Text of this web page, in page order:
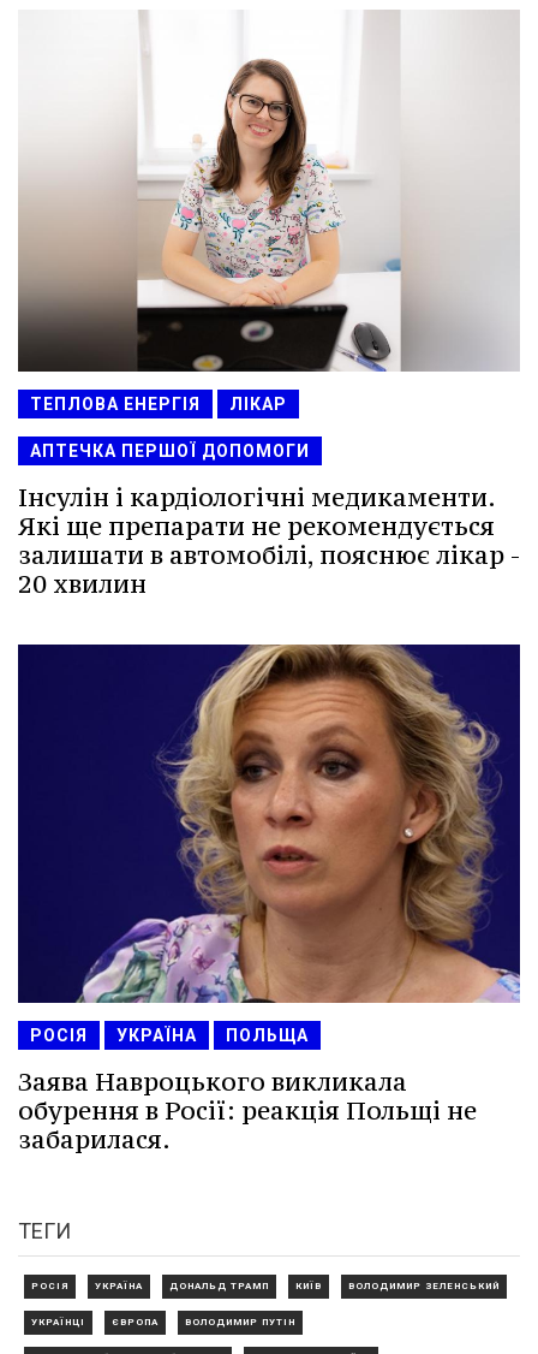
ТЕПЛОВА ЕНЕРГІЯ ЛІКАР
АПТЕЧКА ПЕРШОЇ ДОПОМОГИ
Інсулін і кардіологічні медикаменти.
Які ще препарати не рекомендується
залишати в автомобілі, пояснює лікар -
20 хвилин
РОСІЯ УКРАЇНА ПОЛЬЩА
Заява Навроцького викликала
обурення в Росії: реакція Польщі не
забарилася.
ТЕГИ
РОСІЯ УКРАЇНА ДОНАЛЬД ТРАМП КИЇВ ВОЛОДИМИР ЗЕЛЕНСЬКИЙ
УКРАЇНЦІ ЄВРОПА ВОЛОДИМИР ПУТІН